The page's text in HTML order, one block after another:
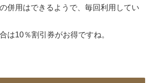
併用はできるようで、毎回利用してい
は10％割引券がお得ですね。